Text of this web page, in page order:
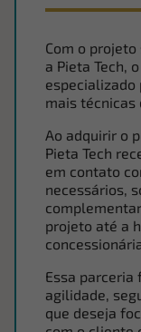
Com o
a Pieta Tech,
especializado
mais técnicas
Ao adquirir o
Pieta Tech
em contato
necessários,
projeto até a
Essa parceria
agilidade,
que deseja